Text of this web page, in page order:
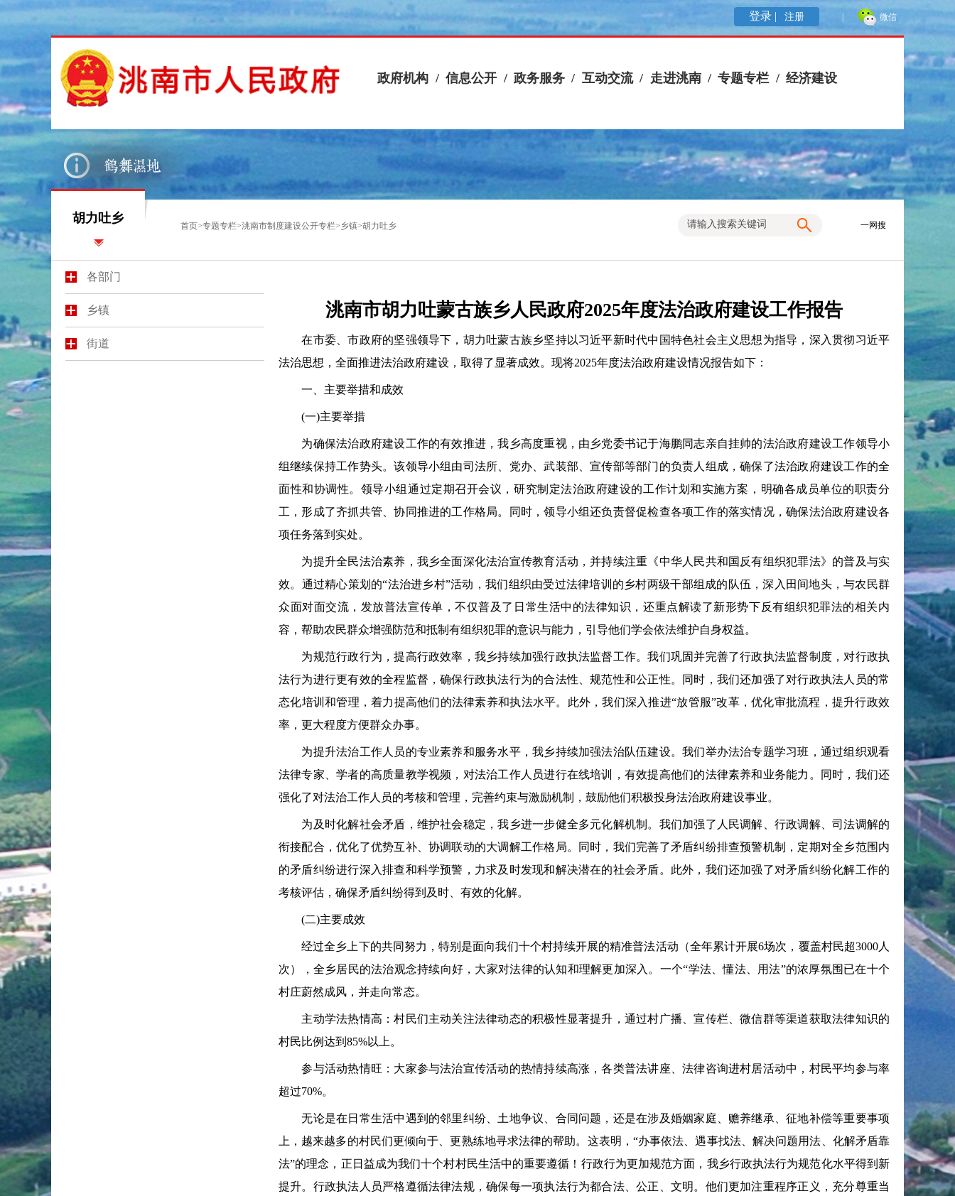
微信
登录 | 注册
政府机构 / 信息公开 / 政务服务 / 互动交流 / 走进洮南 / 专题专栏 / 经济建设
胡力吐乡
首页>专题专栏>洮南市制度建设公开专栏> 乡镇>胡力吐乡 一网搜
各部门
乡镇
街道
洮南市胡力吐蒙古族乡人民政府2025年度法治政府建设工作报告
在市委、市政府的坚强领导下，胡力吐蒙古族乡坚持以习近平新时代中国特色社会主义思想为指导，深入贯彻习近平
法治思想，全面推进法治政府建设，取得了显著成效。现将2025年度法治政府建设情况报告如下：
一、主要举措和成效
(一)主要举措
为确保法治政府建设工作的有效推进，我乡高度重视，由乡党委书记于海鹏同志亲自挂帅的法治政府建设工作领导小
组继续保持工作势头。该领导小组由司法所、党办、武装部、宣传部等部门的负责人组成，确保了法治政府建设工作的全
面性和协调性。领导小组通过定期召开会议，研究制定法治政府建设的工作计划和实施方案，明确各成员单位的职责分
工，形成了齐抓共管、协同推进的工作格局。同时，领导小组还负责督促检查各项工作的落实情况，确保法治政府建设各
项任务落到实处。
为提升全民法治素养，我乡全面深化法治宣传教育活动，并持续注重《中华人民共和国反有组织犯罪法》的普及与实
效。通过精心策划的“法治进乡村”活动，我们组织由受过法律培训的乡村两级干部组成的队伍，深入田间地头，与农民群
众面对面交流，发放普法宣传单，不仅普及了日常生活中的法律知识，还重点解读了新形势下反有组织犯罪法的相关内
容，帮助农民群众增强防范和抵制有组织犯罪的意识与能力，引导他们学会依法维护自身权益。
为规范行政行为，提高行政效率，我乡持续加强行政执法监督工作。我们巩固并完善了行政执法监督制度，对行政执
法行为进行更有效的全程监督，确保行政执法行为的合法性、规范性和公正性。同时，我们还加强了对行政执法人员的常
态化培训和管理，着力提高他们的法律素养和执法水平。此外，我们深入推进“放管服”改革，优化审批流程，提升行政效
率，更大程度方便群众办事。
为提升法治工作人员的专业素养和服务水平，我乡持续加强法治队伍建设。我们举办法治专题学习班，通过组织观看
法律专家、学者的高质量教学视频，对法治工作人员进行在线培训，有效提高他们的法律素养和业务能力。同时，我们还
强化了对法治工作人员的考核和管理，完善约束与激励机制，鼓励他们积极投身法治政府建设事业。
为及时化解社会矛盾，维护社会稳定，我乡进一步健全多元化解机制。我们加强了人民调解、行政调解、司法调解的
衔接配合，优化了优势互补、协调联动的大调解工作格局。同时，我们完善了矛盾纠纷排查预警机制，定期对全乡范围内
的矛盾纠纷进行深入排查和科学预警，力求及时发现和解决潜在的社会矛盾。此外，我们还加强了对矛盾纠纷化解工作的
考核评估，确保矛盾纠纷得到及时、有效的化解。
(二)主要成效
经过全乡上下的共同努力，特别是面向我们十个村持续开展的精准普法活动（全年累计开展6场次，覆盖村民超3000人
次），全乡居民的法治观念持续向好，大家对法律的认知和理解更加深入。一个“学法、懂法、用法”的浓厚氛围已在十个
村庄蔚然成风，并走向常态。
主动学法热情高：村民们主动关注法律动态的积极性显著提升，通过村广播、宣传栏、微信群等渠道获取法律知识的
村民比例达到85%以上。
参与活动热情旺：大家参与法治宣传活动的热情持续高涨，各类普法讲座、法律咨询进村居活动中，村民平均参与率
超过70%。
无论是在日常生活中遇到的邻里纠纷、土地争议、合同问题，还是在涉及婚姻家庭、赡养继承、征地补偿等重要事项
上，越来越多的村民们更倾向于、更熟练地寻求法律的帮助。这表明，“办事依法、遇事找法、解决问题用法、化解矛盾靠
法”的理念，正日益成为我们十个村村民生活中的重要遵循！行政行为更加规范方面，我乡行政执法行为规范化水平得到新
提升。行政执法人员严格遵循法律法规，确保每一项执法行为都合法、公正、文明。他们更加注重程序正义，充分尊重当